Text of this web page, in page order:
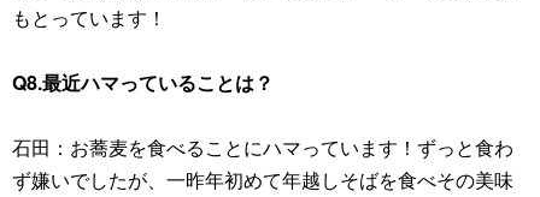
もとっています！
Q8.最近ハマっていることは？
石田：お蕎麦を食べることにハマっています！ずっと食わ
ず嫌いでしたが、一昨年初めて年越しそばを食べその美味